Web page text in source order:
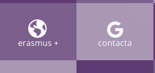
erasmus + contacta